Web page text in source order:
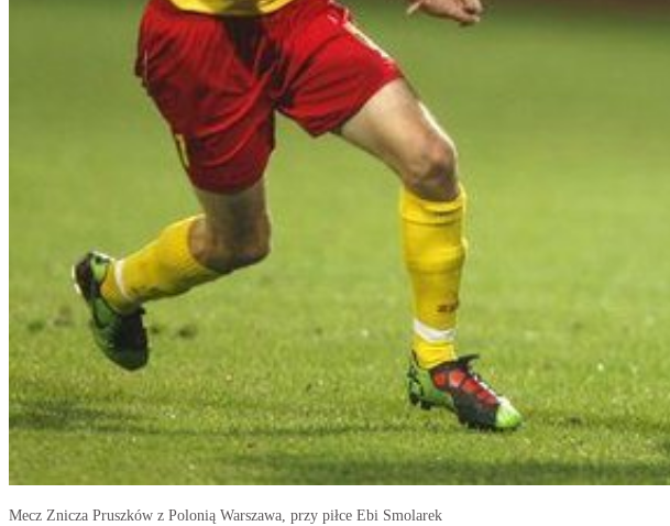
Mecz Znicza Pruszków z Polonią Warszawa, przy piłce Ebi Smolarek